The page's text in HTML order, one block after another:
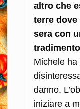
altro che
terre dove
sera con
Michele
danno.
iniziare a